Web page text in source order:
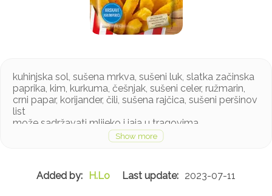
kuhinjska sol, sušena mrkva, sušeni luk, slatka začinska
paprika, kim, kurkuma, češnjak, sušeni celer, ružmarin,
crni papar, korijander, čili, sušena rajčica, sušeni peršinov
list
može sadržavati mlijeko i jaja u tragovima
H.Lo 2023-07-11